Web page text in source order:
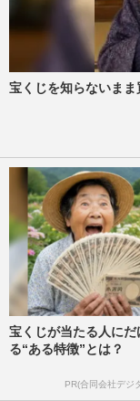
宝くじを知らないま
宝くじが当たる人にだ
る“ある特徴”とは？
PR(合同会社デジ